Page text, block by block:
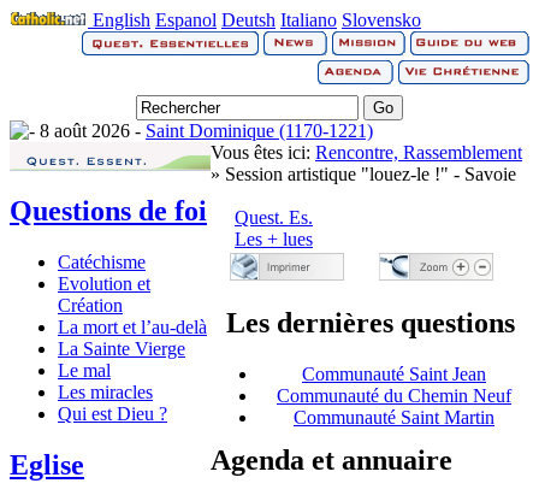
English Espanol Deutsh Italiano Slovensko
8 août 2026 - Saint Dominique (1170-1221)
Questions de foi
Catéchisme
Evolution et
Création
La mort et l’au-delà
La Sainte Vierge
Le mal
Les miracles
Qui est Dieu ?
Eglise
Vous êtes ici: Rencontre, Rassemblement
» Session artistique "louez-le !" - Savoie
Quest. Es.
Les + lues
Les dernières questions
Communauté Saint Jean
Communauté du Chemin Neuf
Communauté Saint Martin
Agenda et annuaire